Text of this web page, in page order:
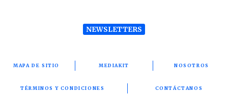
NEWSLETTERS
MAPA DE SITIO MEDIAKIT NOSOTROS
TÉRMINOS Y CONDICIONES CONTÁCTANOS